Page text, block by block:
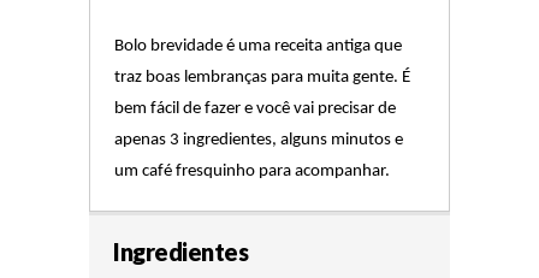
Bolo brevidade é uma receita antiga que
traz boas lembranças para muita gente. É
bem fácil de fazer e você vai precisar de
apenas 3 ingredientes, alguns minutos e
um café fresquinho para acompanhar.
Ingredientes